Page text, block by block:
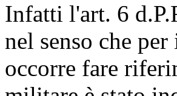
Infatti l'art. 6
nel senso che
occorre fare